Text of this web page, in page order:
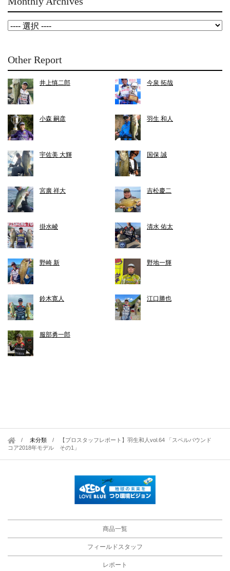
Other Report
井上慎二郎 今泉 拓哉
小森 嗣彦 羽生 和人
宇佐美 大輝 国保 誠
宮廣 祥大 吉松慶二
掛水崚 清水 佑太
野崎 新 野地一輝
鈴木寛人 江口勝也
服部勇一郎
未分類 /
【プロスタッフレポート】羽生和人vol.64 「スペルバウンド
コア2018年モデル その1」
商品一覧
フィールドスタッフ
レポート